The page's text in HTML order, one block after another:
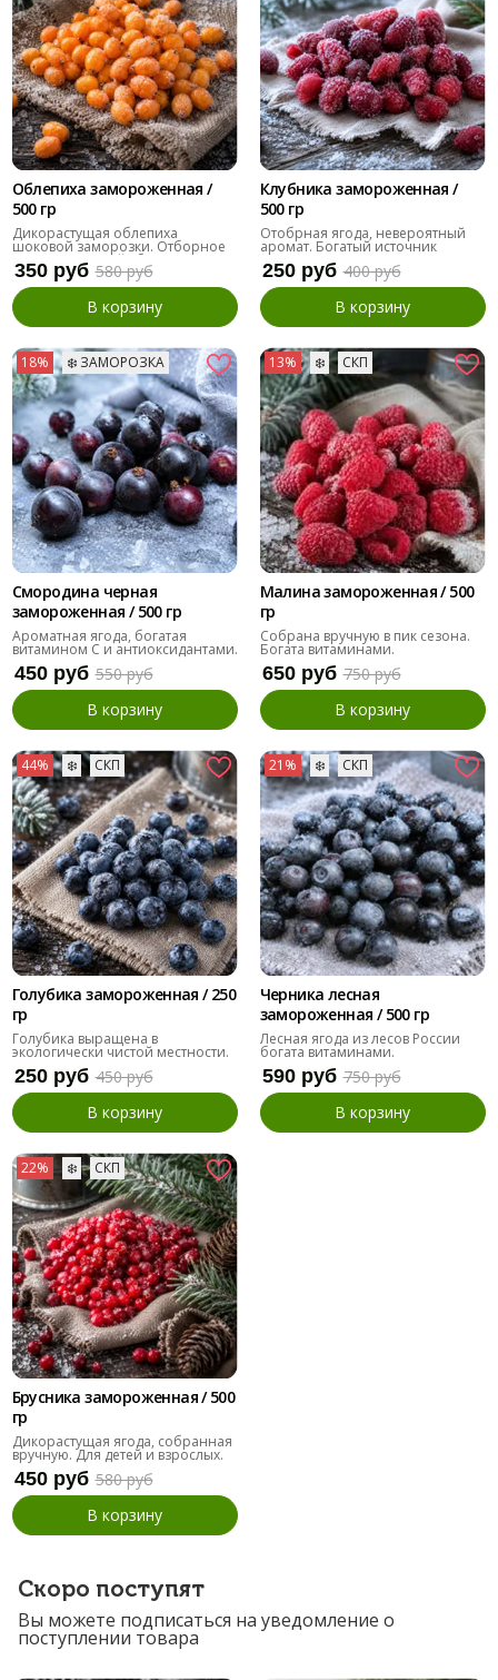
Облепиха замороженная /
500 гр
Дикорастущая облепиха
шоковой заморозки. Отборное
качество. Ручной сбор.
350 руб 580 руб
В корзину
Клубника замороженная /
500 гр
Отобрная ягода, невероятный
аромат. Богатый источник
витаминов.
250 руб 400 руб
В корзину
18% ❄️ ЗАМОРОЗКА
Смородина черная
замороженная / 500 гр
Ароматная ягода, богатая
витамином С и антиоксидантами.
450 руб 550 руб
В корзину
13% ❄️ СКП
Малина замороженная / 500
гр
Собрана вручную в пик сезона.
Богата витаминами.
650 руб 750 руб
В корзину
44% ❄️ СКП
Голубика замороженная / 250
гр
Голубика выращена в
экологически чистой местности.
250 руб 450 руб
В корзину
21% ❄️ СКП
Черника лесная
замороженная / 500 гр
Лесная ягода из лесов России
богата витаминами.
590 руб 750 руб
В корзину
22% ❄️ СКП
Брусника замороженная / 500
гр
Дикорастущая ягода, собранная
вручную. Для детей и взрослых.
450 руб 580 руб
В корзину
Скоро поступят
Вы можете подписаться на уведомление о
поступлении товара